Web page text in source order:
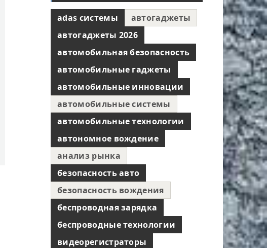
adas системы
автогаджеты
автогаджеты 2026
автомобильная безопасность
автомобильные гаджеты
автомобильные инновации
автомобильные системы
автомобильные технологии
автономное вождение
анализ рынка
безопасность авто
безопасность вождения
беспроводная зарядка
беспроводные технологии
видеорегистраторы